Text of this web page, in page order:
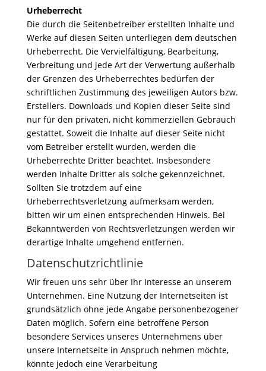
Urheberrecht
Die durch die Seitenbetreiber erstellten Inhalte und
Werke auf diesen Seiten unterliegen dem deutschen
Urheberrecht. Die Vervielfältigung, Bearbeitung,
Verbreitung und jede Art der Verwertung außerhalb
der Grenzen des Urheberrechtes bedürfen der
schriftlichen Zustimmung des jeweiligen Autors bzw.
Erstellers. Downloads und Kopien dieser Seite sind
nur für den privaten, nicht kommerziellen Gebrauch
gestattet. Soweit die Inhalte auf dieser Seite nicht
vom Betreiber erstellt wurden, werden die
Urheberrechte Dritter beachtet. Insbesondere
werden Inhalte Dritter als solche gekennzeichnet.
Sollten Sie trotzdem auf eine
Urheberrechtsverletzung aufmerksam werden,
bitten wir um einen entsprechenden Hinweis. Bei
Bekanntwerden von Rechtsverletzungen werden wir
derartige Inhalte umgehend entfernen.
Datenschutzrichtlinie
Wir freuen uns sehr über Ihr Interesse an unserem
Unternehmen. Eine Nutzung der Internetseiten ist
grundsätzlich ohne jede Angabe personenbezogener
Daten möglich. Sofern eine betroffene Person
besondere Services unseres Unternehmens über
unsere Internetseite in Anspruch nehmen möchte,
könnte jedoch eine Verarbeitung